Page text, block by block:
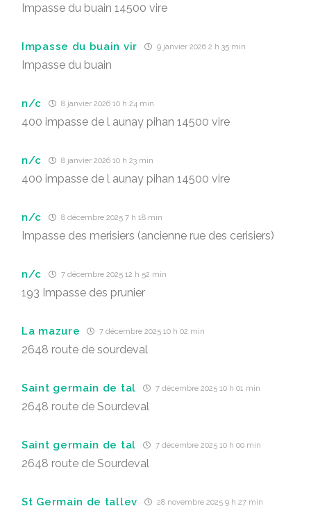
Impasse du buain 14500 vire
Impasse du buain vir 9 janvier 2026 2 h 35 min
Impasse du buain
n/c 8 janvier 2026 10 h 24 min
400 impasse de l aunay pihan 14500 vire
n/c 8 janvier 2026 10 h 23 min
400 impasse de l aunay pihan 14500 vire
n/c 8 décembre 2025 7 h 18 min
Impasse des merisiers (ancienne rue des cerisiers)
n/c 7 décembre 2025 12 h 52 min
193 Impasse des prunier
La mazure 7 décembre 2025 10 h 02 min
2648 route de sourdeval
Saint germain de tal 7 décembre 2025 10 h 01 min
2648 route de Sourdeval
Saint germain de tal 7 décembre 2025 10 h 00 min
2648 route de Sourdeval
St Germain de tallev 28 novembre 2025 9 h 27 min